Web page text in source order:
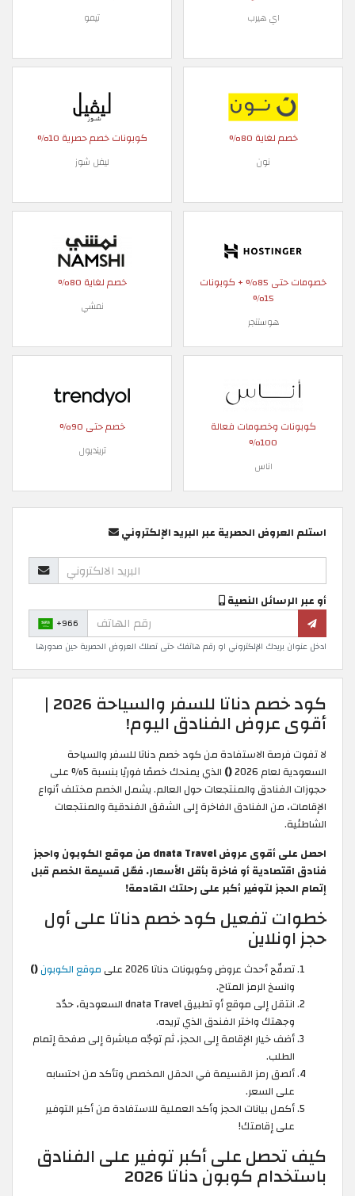
اي هيرب تيمو
خصم لغاية 80%
نون
كوبونات خصم حصرية 10%
ليفل شوز
خصومات حتى 85% + كوبونات
15%
هوستنجر
خصم لغاية 80%
نمشي
كوبونات وخصومات فعالة
100%
اناس
خصم حتى 90%
ترينديول
استلم العروض الحصرية عبر البريد الإلكتروني
أو عبر الرسائل النصية
+966
ادخل عنوان بريدك الإلكتروني او رقم هاتفك حتى تصلك العروض الحصرية حين صدورها
كود خصم دناتا للسفر والسياحة 2026 |
أقوى عروض الفنادق اليوم!
لا تفوت فرصة الاستفادة من كود خصم دناتا للسفر والسياحة
السعودية لعام 2026
()
الذي يمنحك خصمًا فوريًا بنسبة 5% على
حجوزات الفنادق والمنتجعات حول العالم. يشمل الخصم مختلف أنواع
الإقامات، من الفنادق الفاخرة إلى الشقق الفندقية والمنتجعات
الشاطئية.
احصل على أقوى عروض dnata Travel من موقع الكوبون واحجز
فنادق اقتصادية أو فاخرة بأقل الأسعار. فعّل قسيمة الخصم قبل
إتمام الحجز لتوفير أكبر على رحلتك القادمة!
خطوات تفعيل كود خصم دناتا على أول
حجز اونلاين
تصفّح أحدث عروض وكوبونات دناتا 2026 على موقع الكوبون()
وانسخ الرمز المتاح.
انتقل إلى موقع أو تطبيق dnata Travel السعودية، حدّد
وجهتك واختر الفندق الذي تريده.
أضف خيار الإقامة إلى الحجز، ثم توجّه مباشرة إلى صفحة إتمام
الطلب.
ألصق رمز القسيمة في الحقل المخصص وتأكد من احتسابه
على السعر.
أكمل بيانات الحجز وأكد العملية للاستفادة من أكبر التوفير
على إقامتك!
كيف تحصل على أكبر توفير على الفنادق
باستخدام كوبون دناتا 2026